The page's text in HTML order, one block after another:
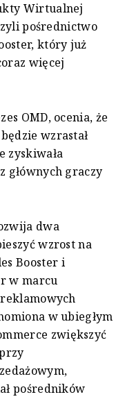
Wirtualnej
pośrednictwo
który już
więcej
OMD, ocenia, że
wzrastał
zyskiwała
głównych graczy
dwa
wzrost na
Booster i
w marcu
w ubiegłym
zwiększyć
pośredników